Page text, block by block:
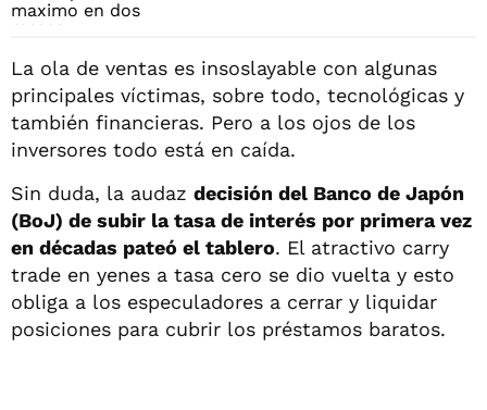
La ola de ventas es insoslayable con algunas
principales víctimas, sobre todo, tecnológicas y
también financieras. Pero a los ojos de los
inversores todo está en caída.
Sin duda, la audaz decisión del Banco de Japón
(BoJ) de subir la tasa de interés por primera vez
en décadas pateó el tablero. El atractivo carry
trade en yenes a tasa cero se dio vuelta y esto
obliga a los especuladores a cerrar y liquidar
posiciones para cubrir los préstamos baratos.